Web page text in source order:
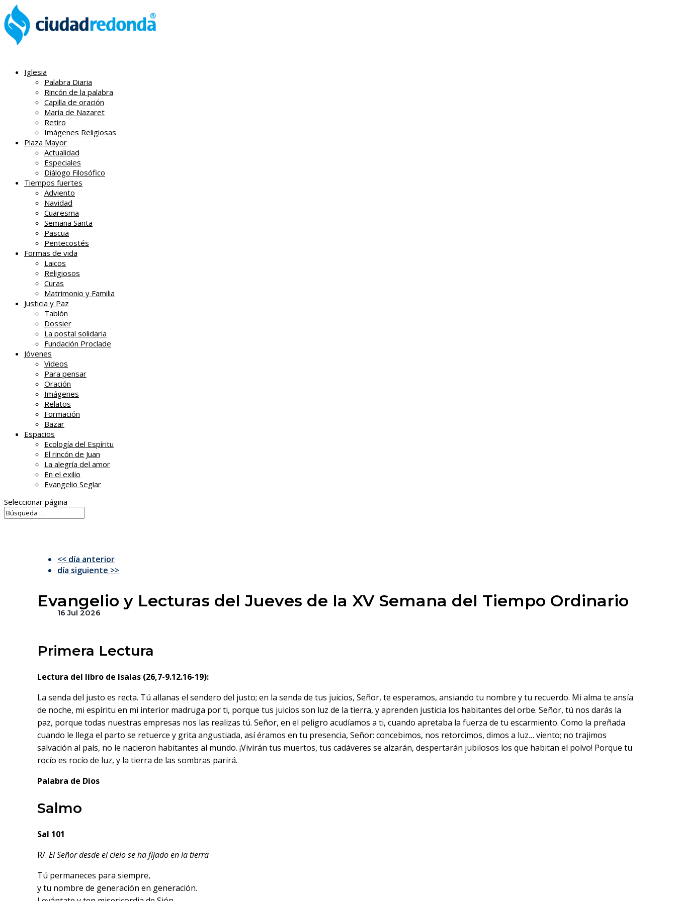
Iglesia
Palabra Diaria
Rincón de la palabra
Capilla de oración
María de Nazaret
Retiro
Imágenes Religiosas
Plaza Mayor
Actualidad
Especiales
Diálogo Filosófico
Tiempos fuertes
Adviento
Navidad
Cuaresma
Semana Santa
Pascua
Pentecostés
Formas de vida
Laicos
Religiosos
Curas
Matrimonio y Familia
Justicia y Paz
Tablón
Dossier
La postal solidaria
Fundación Proclade
Jóvenes
Videos
Para pensar
Oración
Imágenes
Relatos
Formación
Bazar
Espacios
Ecología del Espíritu
El rincón de Juan
La alegría del amor
En el exilio
Evangelio Seglar
Seleccionar página
<< día anterior
día siguiente >>
Evangelio y Lecturas del Jueves de la XV Semana del Tiempo Ordinario
16 Jul 2026
Primera Lectura
Lectura del libro de Isaías (26,7-9.12.16-19):
La senda del justo es recta. Tú allanas el sendero del justo; en la senda de tus juicios, Señor, te esperamos, ansiando tu nombre y tu recuerdo. Mi alma te ansía
de noche, mi espíritu en mi interior madruga por ti, porque tus juicios son luz de la tierra, y aprenden justicia los habitantes del orbe. Señor, tú nos darás la
paz, porque todas nuestras empresas nos las realizas tú. Señor, en el peligro acudíamos a ti, cuando apretaba la fuerza de tu escarmiento. Como la preñada
cuando le llega el parto se retuerce y grita angustiada, así éramos en tu presencia, Señor: concebimos, nos retorcimos, dimos a luz… viento; no trajimos
salvación al país, no le nacieron habitantes al mundo. ¡Vivirán tus muertos, tus cadáveres se alzarán, despertarán jubilosos los que habitan el polvo! Porque tu
rocío es rocío de luz, y la tierra de las sombras parirá.
Palabra de Dios
Salmo
Sal 101
R/.El Señor desde el cielo se ha fijado en la tierra
Tú permaneces para siempre,
y tu nombre de generación en generación.